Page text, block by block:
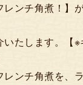
ンチ角煮！】
たします。【
ンチ角煮を、